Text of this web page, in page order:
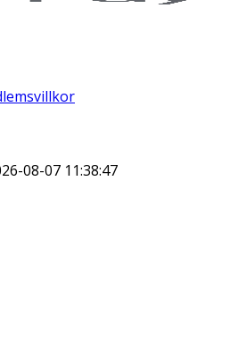
08-07 11:38:47